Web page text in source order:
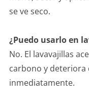
se ve seco.
¿Puedo usarlo en
No. El lavavajillas
carbono y deteriora
inmediatamente.